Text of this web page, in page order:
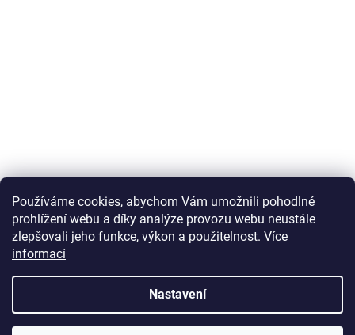
Používáme cookies, abychom Vám umožnili pohodlné
prohlížení webu a díky analýze provozu webu neustále
zlepšovali jeho funkce, výkon a použitelnost. Více
informací
Nastavení